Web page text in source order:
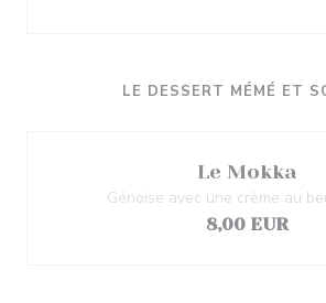
LE DESSERT MÉMÉ ET
Le Mokka
Génoise avec une crème au
8,00 EUR